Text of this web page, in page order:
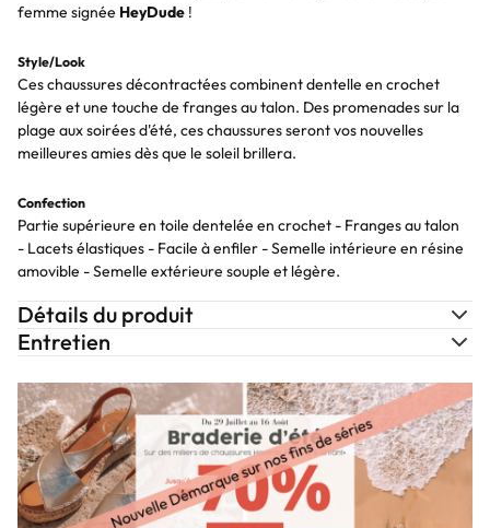
femme signée HeyDude !
Style/Look
Ces chaussures décontractées combinent dentelle en crochet
légère et une touche de franges au talon. Des promenades sur la
plage aux soirées d'été, ces chaussures seront vos nouvelles
meilleures amies dès que le soleil brillera.
Confection
Partie supérieure en toile dentelée en crochet - Franges au talon
- Lacets élastiques - Facile à enfiler - Semelle intérieure en résine
amovible - Semelle extérieure souple et légère.
Détails du produit
Entretien